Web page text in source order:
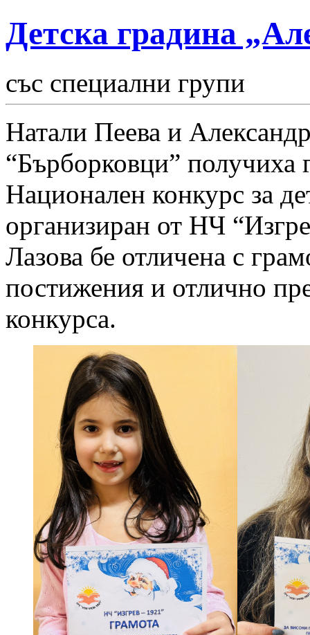
Детска градина
със специални групи
Натали Пеева и
“Бърборковци” получиха
Национален конкурс за
организиран от НЧ
Лазова бе отличена с
постижения и отлично
конкурса.